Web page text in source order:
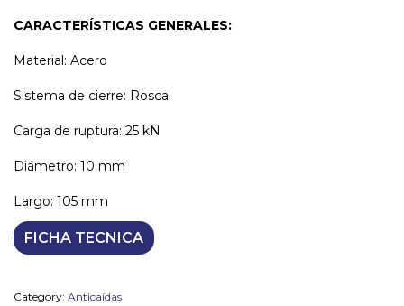
CARACTERÍSTICAS GENERALES:
Material: Acero
Sistema de cierre: Rosca
Carga de ruptura: 25 kN
Diámetro: 10 mm
Largo: 105 mm
FICHA TECNICA
Category: Anticaídas